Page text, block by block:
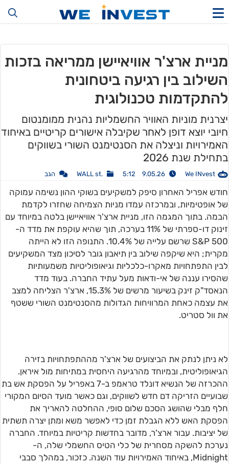
מניית ארצ'ר אוויאיישן ממריאה בזכות
השילוב בין רגיעה ביטחונית
להתקדמות טכנולוגית
יצרנית מוניות האוויר החשמליות נהנית ממומנטום
חיובי יוצא דופן לאחר שקיבלה אישורים קריטיים באיחוד
האמירויות וניצלה את הסנטימנט השורי בשווקים
בתחילת שנת 2026
We INvest
9.05.26 5:12
.WALL st הגב
חודש אפריל האחרון סיפק למשקיעים בשוקי ההון נשימה עמוקה
של אופטימיות, ובמרכזה עמדו מניות הצמיחה שחזרו לקדמת
הבמה. בתוך המגמה הזו, מניית ארצ'ר אוויאיישן בלטה במיוחד עם
זינוק דו-ספרתי של 11% בערכה, תוך שהיא עוקפת את מדד ה-
S&P 500 שרשם עלייה של 10.4%. התנופה הזו לא הייתה
מקרית; היא שיקפה שילוב בין תיאבון גובר לסיכון מצד המשקיעים
לבין התפתחויות מאקרו-כלכליות וגיאופוליטיות משמעותיות
שהסירו עננה של אי-ודאות מעל עתיד החברה. בעוד מדד
הנאסד"ק זינק בשיעור מרשים של 15.3%, ארצ'ר הצליחה למצב
את עצמה כאחת המרוויחות הגדולות מהסנטימנט השורי ששטף
את וול סטריט.
לא ניתן לנתק את הביצועים של ארצ'ר מההתפתחויות בזירה
הגיאופוליטית, ובמיוחד מהרגיעה היחסית במתיחות מול איראן.
ההכרזה של הנשיא דונלד טראמפ ב-7 באפריל על הפסקת אש בת
שבועיים הזריקה דם חדש לשווקים, וגם כאשר מועד הסיום המקורי
חלף מבלי שהושג הסכם שלום סופי, ההחלטה להאריך את
הפסקת האש ללא הגבלת זמן כדי לאפשר משא ומתן יצרה תשתית
של יציבות. עבור ארצ'ר, מדובר בחדשות קריטיות במיוחד. החברה
נערכת להשקה מסחרית של כלי הטיס החשמלי שלה, ה-
Midnight, באיחוד האמירויות עוד השנה. כזכור, במהלך סבבי